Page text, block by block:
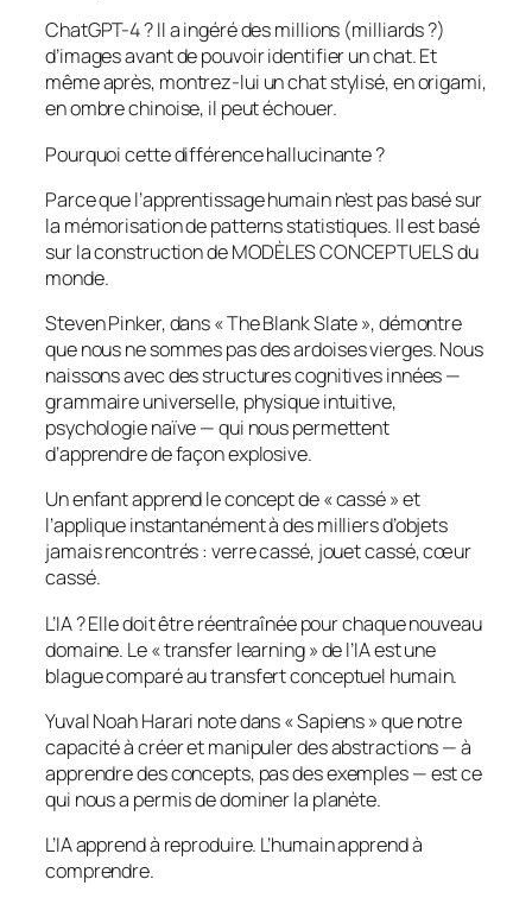
ChatGPT-4 ? Il a ingéré des millions (milliards ?)
d’images avant de pouvoir identifier un chat. Et
même après, montrez-lui un chat stylisé, en origami,
en ombre chinoise, il peut échouer.
Pourquoi cette différence hallucinante ?
Parce que l’apprentissage humain n’est pas basé sur
la mémorisation de patterns statistiques. Il est basé
sur la construction de MODÈLES CONCEPTUELS du
monde.
Steven Pinker, dans « The Blank Slate », démontre
que nous ne sommes pas des ardoises vierges. Nous
naissons avec des structures cognitives innées —
grammaire universelle, physique intuitive,
psychologie naïve — qui nous permettent
d’apprendre de façon explosive.
Un enfant apprend le concept de « cassé » et
l’applique instantanément à des milliers d’objets
jamais rencontrés : verre cassé, jouet cassé, cœur
cassé.
L’IA ? Elle doit être réentraînée pour chaque nouveau
domaine. Le « transfer learning » de l’IA est une
blague comparé au transfert conceptuel humain.
Yuval Noah Harari note dans « Sapiens » que notre
capacité à créer et manipuler des abstractions — à
apprendre des concepts, pas des exemples — est ce
qui nous a permis de dominer la planète.
L’IA apprend à reproduire. L’humain apprend à
comprendre.